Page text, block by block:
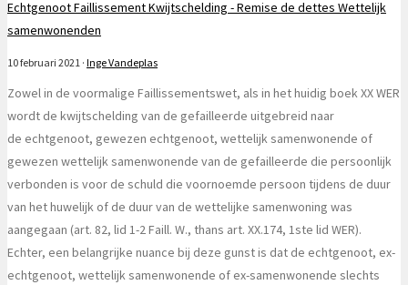
EchtgenootFaillissementKwijtschelding - Remise de dettes Wettelijk
samenwonenden
10 februari 2021 · Inge Vandeplas
Zowel in de voormalige Faillissementswet, als in het huidig boek XX WER
wordt de kwijtschelding van de gefailleerde uitgebreid naar
de echtgenoot, gewezen echtgenoot, wettelijk samenwonende of
gewezen wettelijk samenwonende van de gefailleerde die persoonlijk
verbonden is voor de schuld die voornoemde persoon tijdens de duur
van het huwelijk of de duur van de wettelijke samenwoning was
aangegaan (art. 82, lid 1-2 Faill. W., thans art. XX.174, 1ste lid WER).
Echter, een belangrijke nuance bij deze gunst is dat de echtgenoot, ex-
echtgenoot, wettelijk samenwonende of ex-samenwonende slechts